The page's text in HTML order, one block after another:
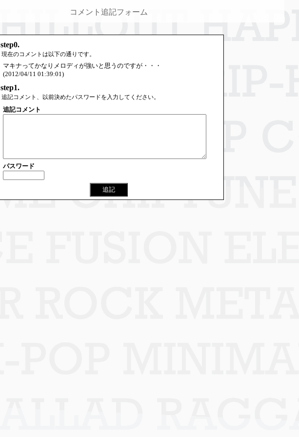
コメント追記フォーム
step0.
現在のコメントは以下の通りです。
マキナってかなりメロディが強いと思うのですが・・・
(2012/04/11 01:39:01)
step1.
追記コメント、以前決めたパスワードを入力してください。
追記コメント
パスワード
追記